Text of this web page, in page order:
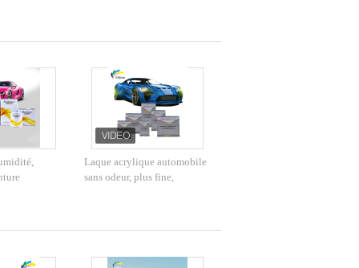
Laque acrylique automobile
sans odeur, plus fine,